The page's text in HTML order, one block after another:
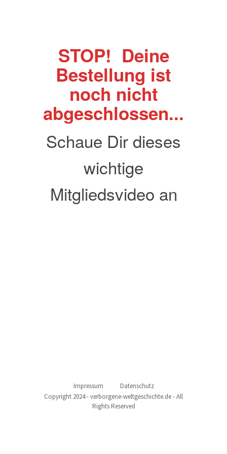
STOP! Deine
Bestellung ist
noch nicht
abgeschlossen...
Schaue Dir dieses
wichtige
Mitgliedsvideo an
Impressum
Datenschutz
Copyright 2024 - verborgene-weltgeschichte.de - All
Rights Reserved